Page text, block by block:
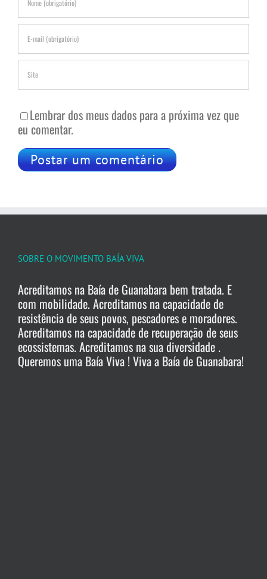
Lembrar dos meus dados para a próxima vez que
eu comentar.
SOBRE O MOVIMENTO BAÍA VIVA
Acreditamos na Baía de Guanabara bem tratada. E
com mobilidade. Acreditamos na capacidade de
resistência de seus povos, pescadores e moradores.
Acreditamos na capacidade de recuperação de seus
ecossistemas. Acreditamos na sua diversidade .
Queremos uma Baía Viva ! Viva a Baía de Guanabara!